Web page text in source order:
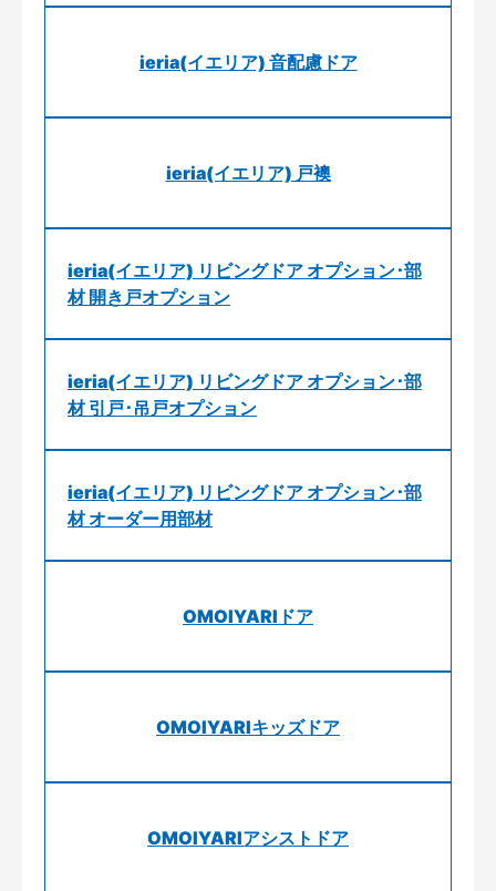
ieria(イエリア) 音配慮ドア
ieria(イエリア) 戸襖
ieria(イエリア) リビングドア オプション･部
材 開き戸オプション
ieria(イエリア) リビングドア オプション･部
材 引戸･吊戸オプション
ieria(イエリア) リビングドア オプション･部
材 オーダー用部材
OMOIYARIドア
OMOIYARIキッズドア
OMOIYARIアシストドア